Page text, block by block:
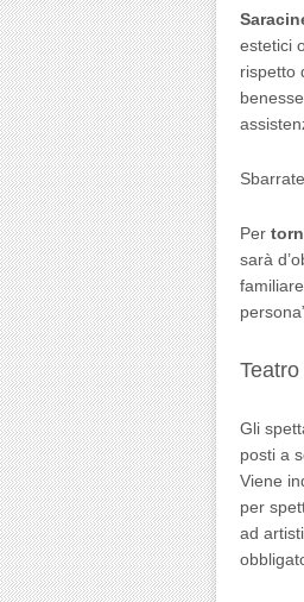
estetici
rispetto
Per
sarà
Gli
posti a
Viene
per
ad